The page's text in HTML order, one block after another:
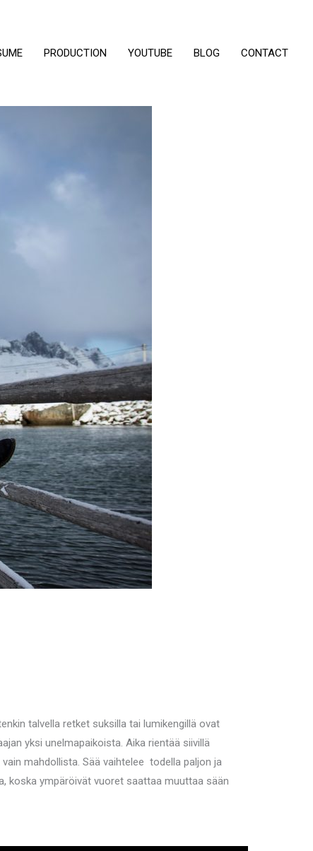
PRODUCTION YOUTUBE BLOG CONTACT
talvella retket suksilla tai lumikengillä ovat
yksi unelmapaikoista. Aika rientää siivillä
mahdollista. Sää vaihtelee todella paljon ja
koska ympäröivät vuoret saattaa muuttaa sään